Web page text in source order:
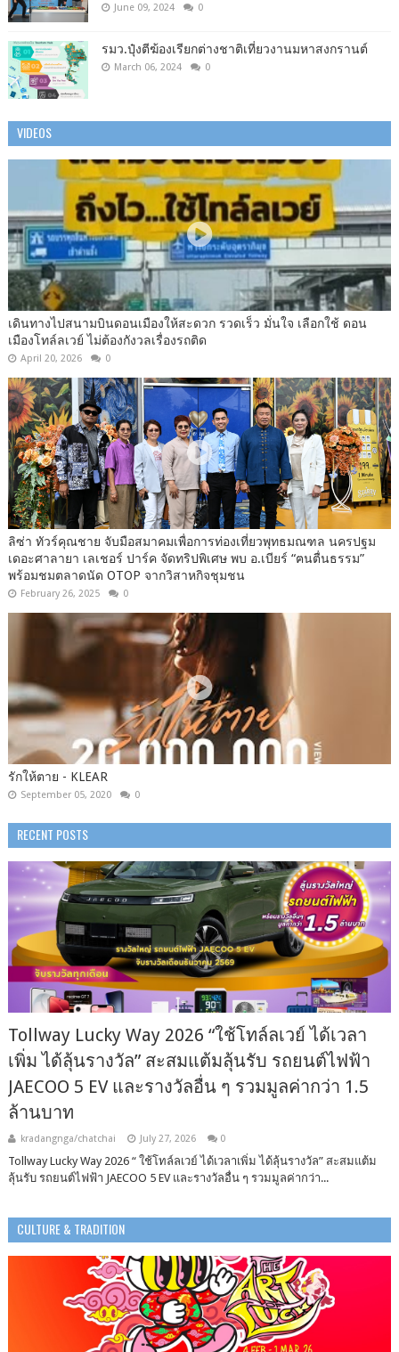
June 09, 2024 0
รมว.ปุ๋งตีฆ้องเรียกต่างชาติเที่ยวงานมหาสงกรานต์
March 06, 2024 0
VIDEOS
เดินทางไปสนามบินดอนเมืองให้สะดวก รวดเร็ว มั่นใจ เลือกใช้ ดอน
เมืองโทล์ลเวย์ ไม่ต้องกังวลเรื่องรถติด
April 20, 2026 0
ลิซ่า ทัวร์คุณชาย จับมือสมาคมเพื่อการท่องเที่ยวพุทธมณฑล นครปฐม
เดอะศาลายา เลเชอร์ ปาร์ค จัดทริปพิเศษ พบ อ.เบียร์ “ฅนตื่นธรรม”
พร้อมชมตลาดนัด OTOP จากวิสาหกิจชุมชน
February 26, 2025 0
รักให้ตาย - KLEAR
September 05, 2020 0
RECENT POSTS
Tollway Lucky Way 2026 “ใช้โทล์ลเวย์ ได้เวลา
เพิ่ม ได้ลุ้นรางวัล” สะสมแต้มลุ้นรับ รถยนต์ไฟฟ้า
JAECOO 5 EV และรางวัลอื่น ๆ รวมมูลค่ากว่า 1.5
ล้านบาท
kradangnga/chatchai July 27, 2026 0
Tollway Lucky Way 2026 “ ใช้โทล์ลเวย์ ได้เวลาเพิ่ม ได้ลุ้นรางวัล” สะสมแต้ม
ลุ้นรับ รถยนต์ไฟฟ้า JAECOO 5 EV และรางวัลอื่น ๆ รวมมูลค่ากว่า...
CULTURE & TRADITION